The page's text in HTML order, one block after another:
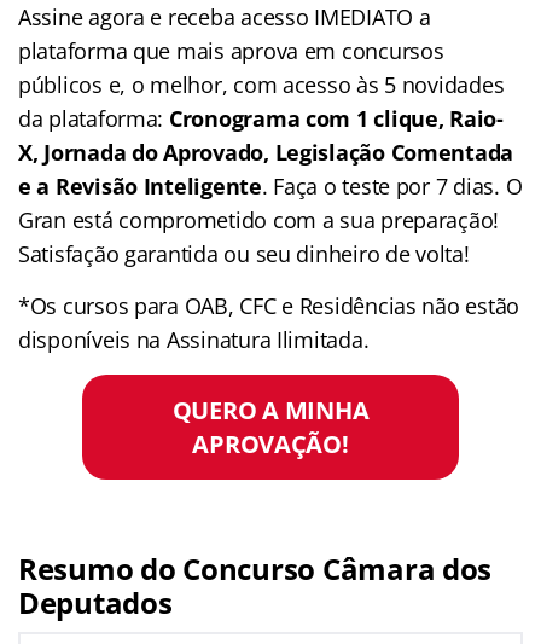
Assine agora e receba acesso IMEDIATO a
plataforma que mais aprova em concursos
públicos e, o melhor, com acesso às 5 novidades
da plataforma: Cronograma com 1 clique, Raio-
X, Jornada do Aprovado, Legislação Comentada
e a Revisão Inteligente. Faça o teste por 7 dias. O
Gran está comprometido com a sua preparação!
Satisfação garantida ou seu dinheiro de volta!
*Os cursos para OAB, CFC e Residências não estão
disponíveis na Assinatura Ilimitada.
QUERO A MINHA
APROVAÇÃO!
Resumo do Concurso Câmara dos
Deputados